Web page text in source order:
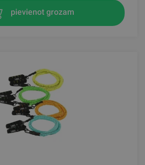
pievienot grozam